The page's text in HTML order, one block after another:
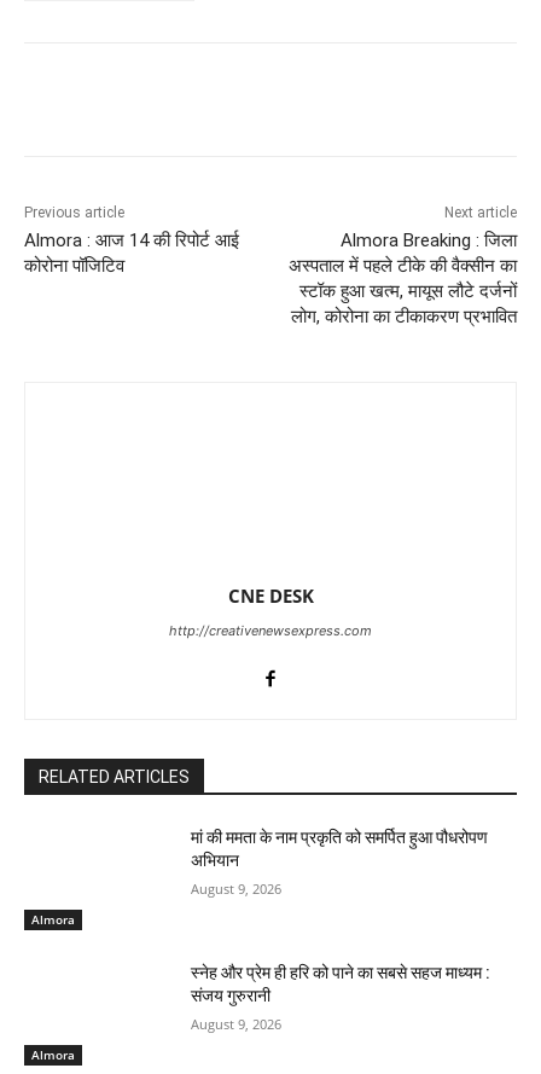
Previous article
Almora : आज 14 की रिपोर्ट आई
कोरोना पॉजिटिव
Next article
Almora Breaking : जिला
अस्पताल में पहले टीके की वैक्सीन का
स्टॉक हुआ खत्म, मायूस लौटे दर्जनों
लोग, कोरोना का टीकाकरण प्रभावित
CNE DESK
http://creativenewsexpress.com
RELATED ARTICLES
Almora
मां की ममता के नाम प्रकृति को समर्पित हुआ पौधरोपण
अभियान
August 9, 2026
Almora
स्नेह और प्रेम ही हरि को पाने का सबसे सहज माध्यम :
संजय गुरुरानी
August 9, 2026